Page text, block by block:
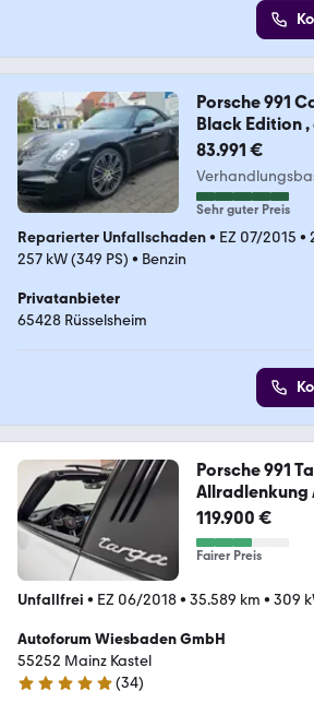
Porsche 991
Black Edition
83.991 €
Sehr guter Preis
Reparierter Unfallschaden• EZ 07/2015 •
257 kW (349 PS) • Benzin
Privatanbieter
65428 Rüsselsheim
Porsche 991
Allradlenkung
119.900 €
Fairer Preis
Unfallfrei • EZ 06/2018• 35.589 km • 309
Autoforum Wiesbaden GmbH
55252 Mainz Kastel
5 Sterne
(34)